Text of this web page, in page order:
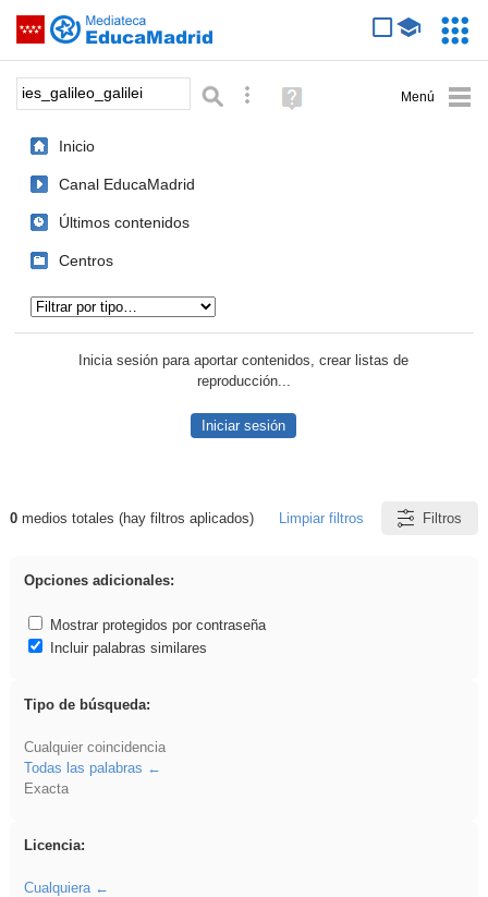
Saltar navegación
Palabra o frase: Búsqueda avanzada
Ayuda
(en
Inicio
Canal EducaMadrid
Últimos contenidos
Centros
Inicia sesión para aportar contenidos, crear listas de
reproducción...
Iniciar sesión
Resultados de: ies_galileo_galilei
0medios totales (hay filtros aplicados) Limpiar filtros Filtros
Opciones adicionales:
Mostrar protegidos por contraseña
Incluir palabras similares
Tipo de búsqueda:
Cualquier coincidencia
Todas las palabras
Exacta
Licencia:
Cualquiera